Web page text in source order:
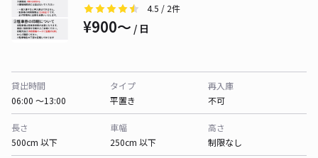
4.5 / 2件
¥900〜 / 日
貸出時間
06:00 〜13:00
タイプ
平置き
再入庫
不可
長さ
500cm 以下
車幅
250cm 以下
高さ
制限なし